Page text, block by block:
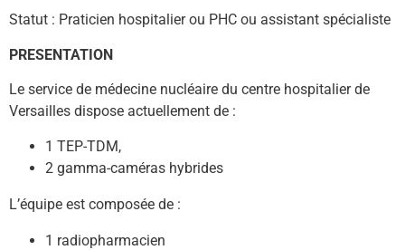
Statut : Praticien hospitalier ou PHC ou assistant spécialiste
PRESENTATION
Le service de médecine nucléaire du centre hospitalier de
Versailles dispose actuellement de :
1 TEP-TDM,
2 gamma-caméras hybrides
L’équipe est composée de :
1 radiopharmacien